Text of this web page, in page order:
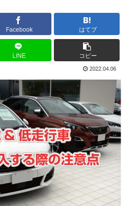
Facebook はてブ
LINE コピー
2022.04.06